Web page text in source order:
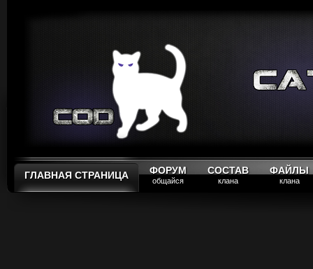
ГЛАВНАЯ СТРАНИЦА ФОРУМ
общайся
СОСТАВ
клана
ФАЙЛЫ
клана